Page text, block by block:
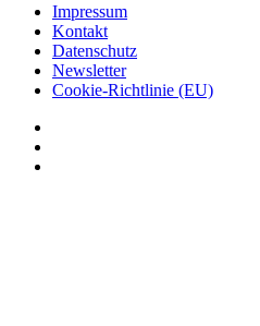
Impressum
Kontakt
Datenschutz
Newsletter
Cookie-Richtlinie (EU)